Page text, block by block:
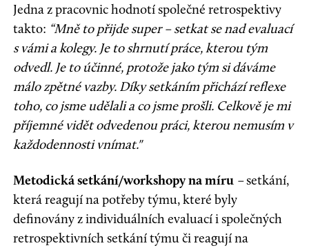
Jedna z pracovnic hodnotí společné retrospektivy
takto: “Mně to přijde super – setkat se nad evaluací
s vámi a kolegy. Je to shrnutí práce, kterou tým
odvedl. Je to účinné, protože jako tým si dáváme
málo zpětné vazby. Díky setkáním přichází reflexe
toho, co jsme udělali a co jsme prošli. Celkově je mi
příjemné vidět odvedenou práci, kterou nemusím v
každodennosti vnímat."
Metodická setkání/workshopy na míru –setkání,
která reagují na potřeby týmu, které byly
definovány z individuálních evaluací i společných
retrospektivních setkání týmu či reagují na